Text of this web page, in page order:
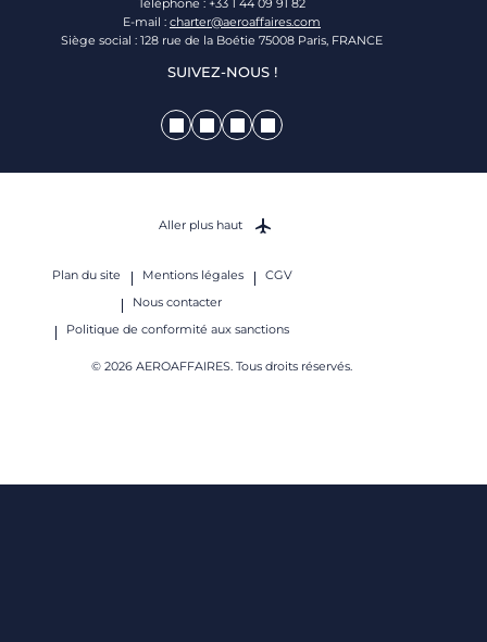
Téléphone : +33 1 44 09 91 82
E-mail : charter@aeroaffaires.com
Siège social : 128 rue de la Boétie 75008 Paris, FRANCE
SUIVEZ-NOUS !
Plan du site Mentions légales
CGV
Nous contacter
Politique de conformité aux sanctions
© 2026 AEROAFFAIRES. Tous droits réservés.
Aller plus haut